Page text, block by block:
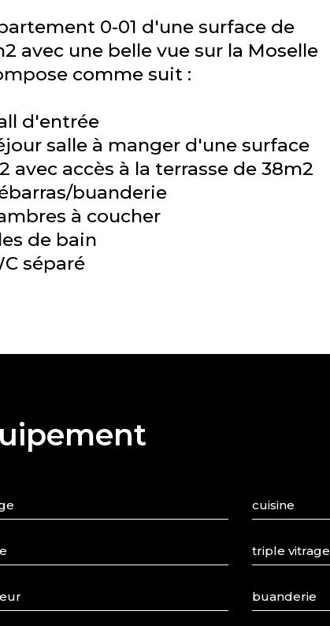
0-01 d'une surface de
avec une belle vue sur la Moselle
comme suit :
d'entrée
salle à manger d'une surface
avec accès à la terrasse de 38m2
buanderie
à coucher
de bain
séparé
cuisine
triple vitrage
buanderie